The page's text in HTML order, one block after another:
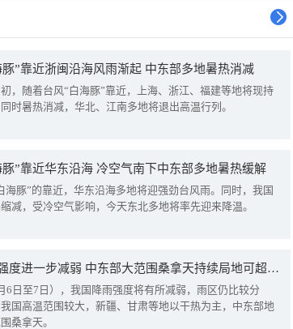
豚”靠近浙闽沿海风雨渐起 中东部多地暑热消减
，随着台风“白海豚”靠近，上海、浙江、福建等地将现持
时暑热消减，华北、江南多地将退出高温行列。
豚”靠近华东沿海 冷空气南下中东部多地暑热缓解
海豚”的靠近，华东沿海多地将迎强劲台风雨。同时，我国
减，受冷空气影响，今天东北多地将率先迎来降温。
我国降雨强度进一步减弱 中东部大范围桑拿天持续局地可超38℃
6日至7日），我国降雨强度将有所减弱，雨区仍比较分
国高温范围较大，新疆、甘肃等地以干热为主，中东部地
桑拿天。